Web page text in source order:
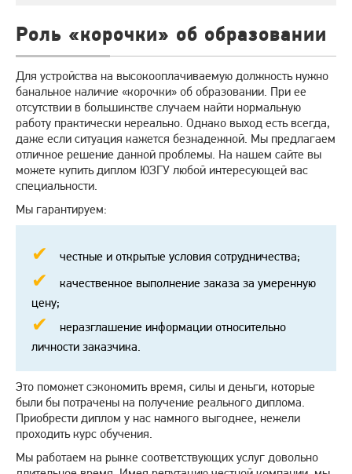
Роль «корочки» об образовании
Для устройства на высокооплачиваемую должность нужно
банальное наличие «корочки» об образовании. При ее
отсутствии в большинстве случаем найти нормальную
работу практически нереально. Однако выход есть всегда,
даже если ситуация кажется безнадежной. Мы предлагаем
отличное решение данной проблемы. На нашем сайте вы
можете купить диплом ЮЗГУ любой интересующей вас
специальности.
Мы гарантируем:
честные и открытые условия сотрудничества;
качественное выполнение заказа за умеренную
цену;
неразглашение информации относительно
личности заказчика.
Это поможет сэкономить время, силы и деньги, которые
были бы потрачены на получение реального диплома.
Приобрести диплом у нас намного выгоднее, нежели
проходить курс обучения.
Мы работаем на рынке соответствующих услуг довольно